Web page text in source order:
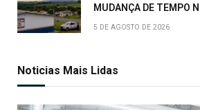
MUDANÇA DE TEMPO
5 DE AGOSTO DE 2026
Noticias Mais Lidas